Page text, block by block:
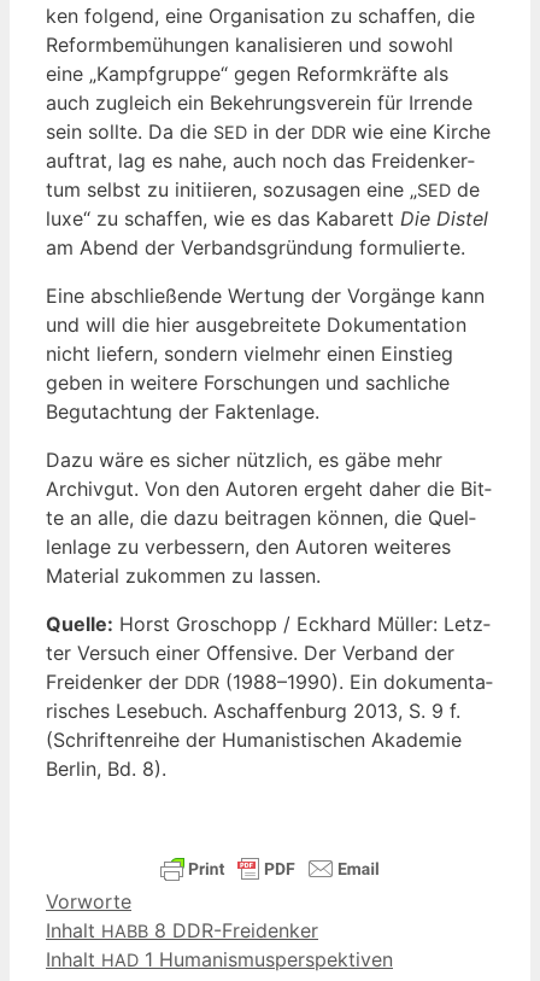
ken fol­gend, eine Orga­ni­sa­ti­on zu schaf­fen, die
Reform­be­mü­hun­gen kana­li­sie­ren und sowohl
eine „Kampf­grup­pe“ gegen Reform­kräf­te als
auch zugleich ein Bekeh­rungs­ver­ein für Irren­de
sein soll­te. Da die SED in der DDR wie eine Kir­che
auf­trat, lag es nahe, auch noch das Frei­den­ker­
tum selbst zu initi­ie­ren, sozu­sa­gen eine „SED de
luxe“ zu schaf­fen, wie es das Kaba­rett Die Dis­tel
am Abend der Ver­bands­grün­dung formulierte.
Eine abschlie­ßen­de Wer­tung der Vor­gän­ge kann
und will die hier aus­ge­brei­te­te Doku­men­ta­ti­on
nicht lie­fern, son­dern viel­mehr einen Ein­stieg
geben in wei­te­re For­schun­gen und sach­li­che
Begut­ach­tung der Faktenlage.
Dazu wäre es sicher nütz­lich, es gäbe mehr
Archiv­gut. Von den Autoren ergeht daher die Bit­
te an alle, die dazu bei­tra­gen kön­nen, die Quel­
len­la­ge zu ver­bes­sern, den Autoren wei­te­res
Mate­ri­al zukom­men zu lassen.
Quel­le: Horst Gro­schopp / Eck­hard Mül­ler: Letz­
ter Ver­such einer Offen­si­ve. Der Ver­band der
Frei­den­ker der DDR (1988–1990). Ein doku­men­ta­
ri­sches Lese­buch. Aschaf­fen­burg 2013, S. 9 f.
(Schrif­ten­rei­he der Huma­nis­ti­schen Aka­de­mie
Ber­lin, Bd. 8).
Kategorien
Vorworte
Inhalt HABB 8 DDR-Freidenker
Inhalt HAD 1 Humanismusperspektiven